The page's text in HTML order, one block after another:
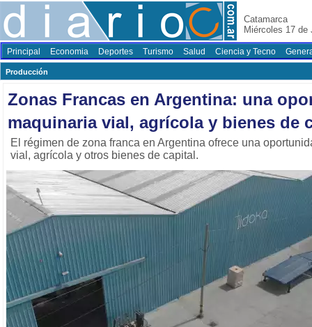
Catamarca
Miércoles 17 de
Principal Economia Deportes Turismo Salud Ciencia y Tecno
Producción
Zonas Francas en Argentina: una
maquinaria vial, agrícola y bienes de
El régimen de zona franca en Argentina ofrece una
vial, agrícola y otros bienes de capital.